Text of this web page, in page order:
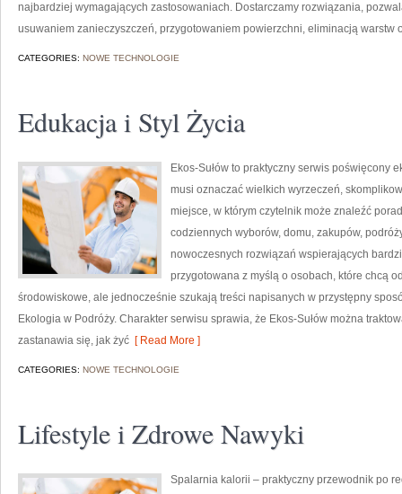
najbardziej wymagających zastosowaniach. Dostarczamy rozwiązania,
usuwaniem zanieczyszczeń, przygotowaniem powierzchni, eliminacją warstw
CATEGORIES: NOWE TECHNOLOGIE
Edukacja i Styl Życia
Ekos-Sułów to praktyczny serwis poświęcony
musi oznaczać wielkich wyrzeczeń,
miejsce, w którym czytelnik może znaleźć
codziennych wyborów, domu, zakupów,
nowoczesnych rozwiązań wspierających
przygotowana z myślą o osobach, które chcą
środowiskowe, ale jednocześnie szukają treści napisanych w przystępny
Ekologia w Podróży. Charakter serwisu sprawia, że Ekos-Sułów można
zastanawia się, jak żyć [ Read More ]
CATEGORIES: NOWE TECHNOLOGIE
Lifestyle i Zdrowe Nawyki
Spalarnia kalorii – praktyczny przewodnik po